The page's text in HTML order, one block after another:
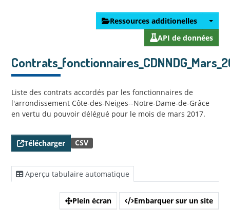
Ressources additionelles
API de données
Liste des contrats accordés par les fonctionnaires de
l'arrondissement Côte-des-Neiges--Notre-Dame-de-Grâce
en vertu du pouvoir délégué pour le mois de mars 2017.
Télécharger CSV
Aperçu tabulaire automatique
Plein écran Embarquer sur un site